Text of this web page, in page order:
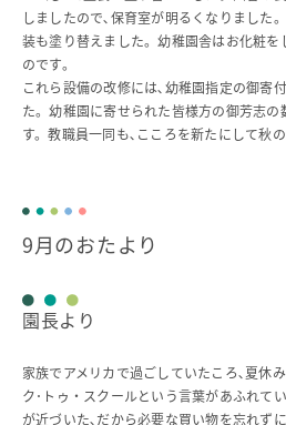
しましたので､保育室が明るくなりました
装も塗り替えました。幼稚園舎はお化粧
のです。
これら設備の改修には､幼稚園指定の御寄
た。幼稚園に寄せられた皆様方の御芳志の
す。教職員一同も､こころを新たにして秋
9月のおたより
園長より
家族でアメリカで過ごしていたころ､夏休
ク･トゥ・スクールという言葉があふれて
が近づいた､だから必要な買い物を忘れず